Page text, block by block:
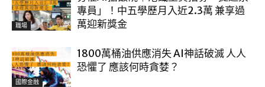
職場
專員」！中五學歷月入近2.3萬 兼享過
萬迎新獎金
國際金融
1800萬桶油供應消失 AI神話破滅 人人
恐懼了 應該何時貪婪？